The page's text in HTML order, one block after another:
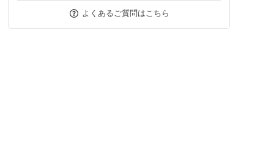
よくあるご質問はこちら